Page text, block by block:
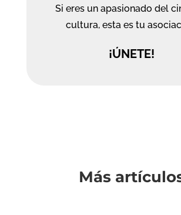
Si eres un apasionado del
cultura, esta es tu
¡ÚNETE!
Más